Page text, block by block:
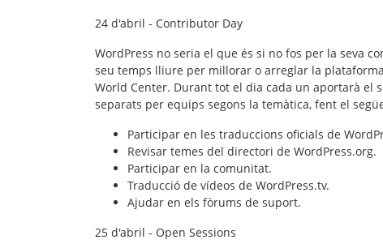
24 d'abril - Contributor Day
WordPress no seria el que és si no fos per la seva
seu temps lliure per millorar o arreglar la
World Center. Durant tot el dia cada un aportarà el
separats per equips segons la temàtica, fent el
Participar en les traduccions oficials de
Revisar temes del directori de WordPress.org.
Participar en la comunitat.
Traducció de vídeos de WordPress.tv.
Ajudar en els fòrums de suport.
25 d'abril - Open Sessions